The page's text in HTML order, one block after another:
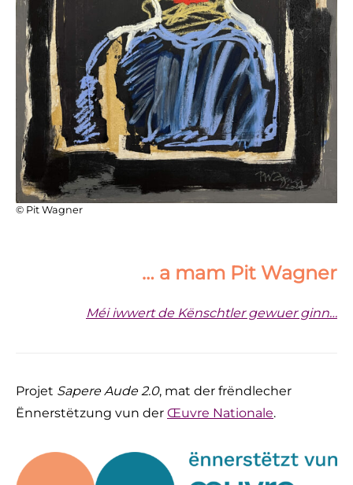
© Pit Wagner
… a mam Pit Wagner
Méi iwwert de Kënschtler gewuer ginn…
Projet Sapere Aude 2.0, mat der frëndlecher
Ënnerstëtzung vun der Œuvre Nationale.